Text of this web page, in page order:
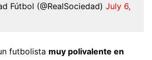
Fútbol (@RealSociedad) July 6,
futbolista muy polivalente en